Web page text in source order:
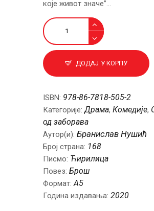
које живот значе”…
Прва
парница
Књига
друга
ДОДАЈ У КОРПУ
ISBN: 978-86-7818-505-2
Категорије:Драма, Комедије,
од заборава
Аутор(и): Бранислав Нушић
Број страна: 168
Писмо: Ћирилица
Повез: Брош
Формат:A5
Година издавања: 2020